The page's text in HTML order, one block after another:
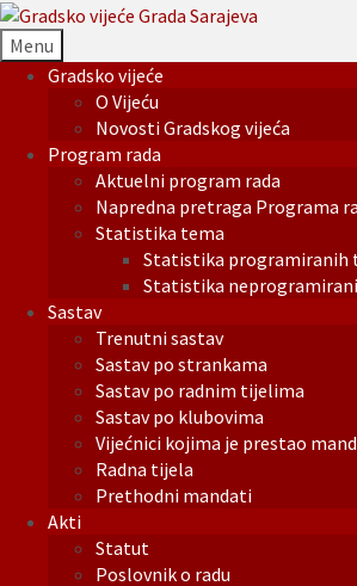
Menu
Gradsko vijeće
O Vijeću
Novosti Gradskog vijeća
Program rada
Aktuelni program rada
Napredna pretraga Programa
Statistika tema
Statistika programiranih
Statistika
Sastav
Trenutni sastav
Sastav po strankama
Sastav po radnim tijelima
Sastav po klubovima
Vijećnici kojima je prestao
Radna tijela
Prethodni mandati
Akti
Statut
Poslovnik o radu